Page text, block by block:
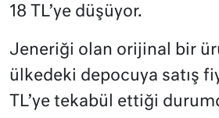
18 TL’ye düşüyor.
Jeneriği olan orijinal bir
ülkedeki depocuya satış
TL’ye tekabül ettiği